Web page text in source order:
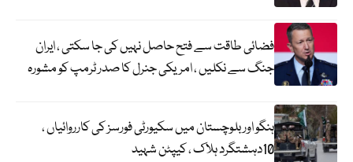
فضائی طاقت سے فتح حاصل نہیں کی جا سکتی ، ایران
جنگ سے نکلیں ، امریکی جنرل کا صدر ٹرمپ کو مشورہ
ہنگو اور بلوچستان میں سکیورٹی فورسز کی کارروائیاں ،
10دہشتگرد ہلاک ، کیپٹن شہید